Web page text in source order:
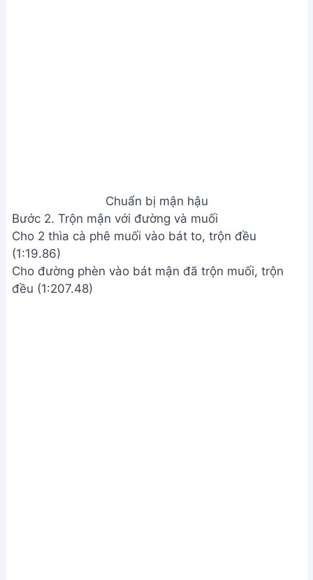
Chuẩn bị mận hậu
Bước 2. Trộn mận với đường và muối
Cho 2 thìa cà phê muối vào bát to, trộn đều
(1:19.86)
Cho đường phèn vào bát mận đã trộn muối, trộn
đều (1:207.48)